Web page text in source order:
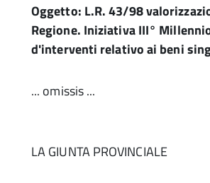
Oggetto: L.R. 43/98
Regione. Iniziativa III°
d'interventi relativo ai beni
... omissis ...
LA GIUNTA PROVINCIALE